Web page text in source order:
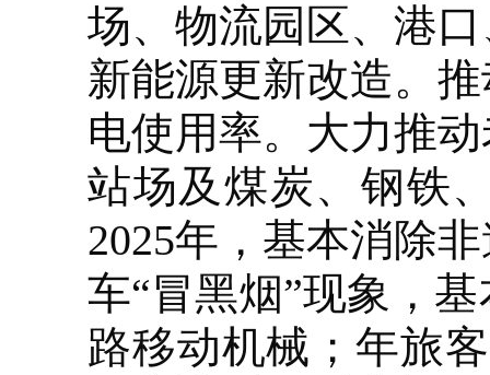
场、物流园区、港
新能源更新改造。
电使用率。大力推
站场及煤炭、钢铁
2025年，基本消除
车“冒黑烟”现象，
路移动机械；年旅